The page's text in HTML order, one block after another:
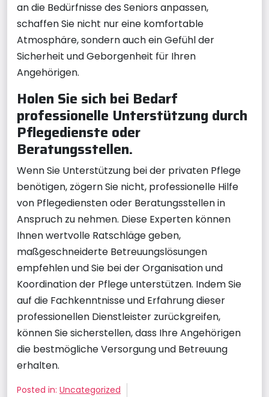
an die Bedürfnisse des Seniors anpassen,
schaffen Sie nicht nur eine komfortable
Atmosphäre, sondern auch ein Gefühl der
Sicherheit und Geborgenheit für Ihren
Angehörigen.
Holen Sie sich bei Bedarf
professionelle Unterstützung durch
Pflegedienste oder
Beratungsstellen.
Wenn Sie Unterstützung bei der privaten Pflege
benötigen, zögern Sie nicht, professionelle Hilfe
von Pflegediensten oder Beratungsstellen in
Anspruch zu nehmen. Diese Experten können
Ihnen wertvolle Ratschläge geben,
maßgeschneiderte Betreuungslösungen
empfehlen und Sie bei der Organisation und
Koordination der Pflege unterstützen. Indem Sie
auf die Fachkenntnisse und Erfahrung dieser
professionellen Dienstleister zurückgreifen,
können Sie sicherstellen, dass Ihre Angehörigen
die bestmögliche Versorgung und Betreuung
erhalten.
Posted in: Uncategorized